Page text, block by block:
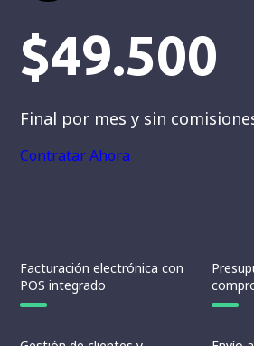
$49.500
Final por mes y sin
Contratar Ahora
Facturación electrónica con
POS integrado